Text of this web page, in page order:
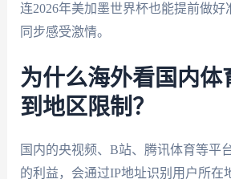
连2026年美加墨世界杯也能提前做好
同步感受激情。
为什么海外看国内体
到地区限制？
国内的央视频、B站、腾讯体育等平
的利益，会通过IP地址识别用户所在